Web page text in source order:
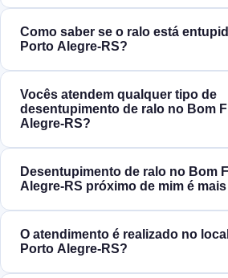
Como saber se o ralo está
Porto Alegre‑RS?
Vocês atendem qualquer tipo de
desentupimento de ralo no Bom
Alegre‑RS?
Desentupimento de ralo no Bom
Alegre‑RS próximo de mim é
O atendimento é realizado no
Porto Alegre‑RS?